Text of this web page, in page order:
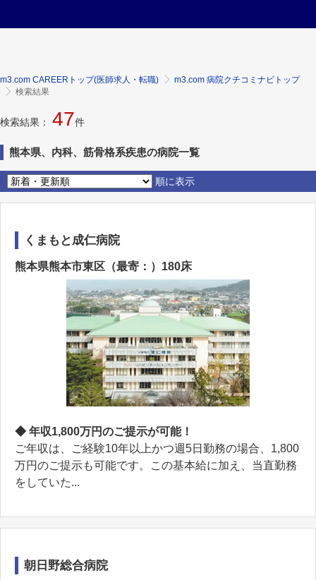
m3.com CAREERトップ(医師求人・転職)
m3.com 病院クチコミナビトップ
検索結果
検索結果： 47件
熊本県、内科、筋骨格系疾患の病院一覧
順に表示
くまもと成仁病院
熊本県熊本市東区（最寄：）180床
◆ 年収1,800万円のご提示が可能！
ご年収は、ご経験10年以上かつ週5日勤務の場合、1,800
万円のご提示も可能です。この基本給に加え、当直勤務
をしていた...
朝日野総合病院